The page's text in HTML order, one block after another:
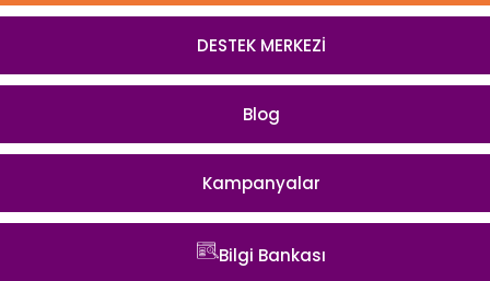
DESTEK MERKEZİ
Blog
Kampanyalar
Bilgi Bankası